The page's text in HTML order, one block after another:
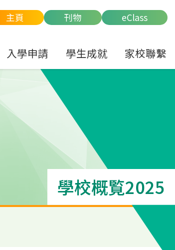
主頁 刊物 eClass
入學申請 學生成就 家校聯繫
學校概覧2025